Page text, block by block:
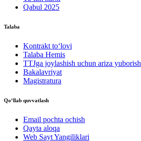
Qabul 2025
Talaba
Kontrakt to‘lovі
Talaba Hemis
TTJga joylashish uchun ariza yuborish
Bakalavriyat
Magistratura
Qo‘llab quvvatlash
Email pochta ochish
Qayta aloqa
Web Sayt Yangiliklari